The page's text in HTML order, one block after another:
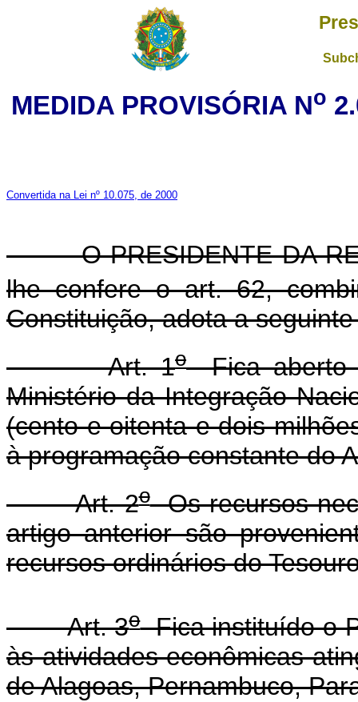
MEDIDA PROVISÓRIA No
Convertida na Lei nº 10.075, de 2000
O PRESIDENTE DA
lhe confere o art. 62,
Constituição, adota a
Art. 1oFica aberto
Ministério da Integração
(cento e oitenta e dois
à programação constante do
Art. 2oOs recursos
artigo anterior são
recursos ordinários do
Art. 3oFica instituído o
às atividades econômicas
de Alagoas, Pernambuco,